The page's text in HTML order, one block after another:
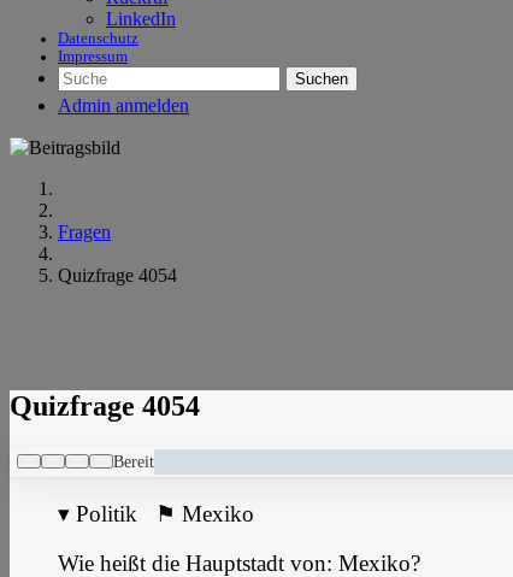
LinkedIn
Datenschutz
Impressum
Suchen
Admin anmelden
Fragen
Quizfrage 4054
Quizfrage 4054
Bereit
▾ Politik ⚑ Mexiko
Wie heißt die Hauptstadt von: Mexiko?